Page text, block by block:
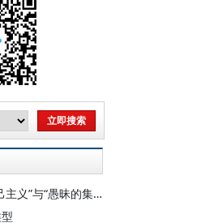
陶东风：谈谈“精致利己主义”与“愚昧的集体主义”